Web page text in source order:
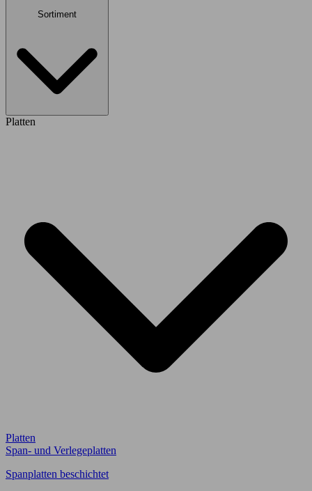
Sortiment
Platten
Platten
Span- und Verlegeplatten
Spanplatten beschichtet